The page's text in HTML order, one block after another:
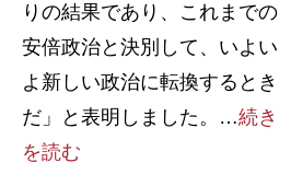
りの結果であり、これまでの
安倍政治と決別して、いよい
よ新しい政治に転換するとき
だ」と表明しました。…続き
を読む